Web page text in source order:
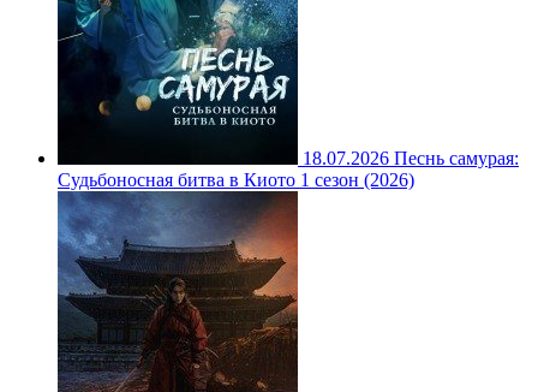
18.07.2026 Песнь самурая:
Судьбоносная битва в Киото 1 сезон (2026)